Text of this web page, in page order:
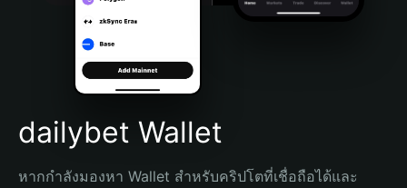
Português (Brasil)
Español (Argentina)
dailybet Wallet
หากกำลังมองหา Wallet สำหรับคริปโตที่เชื่อถือได้และ